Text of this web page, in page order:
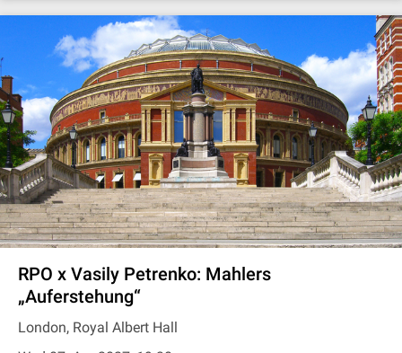
RPO x Vasily Petrenko: Mahlers
„Auferstehung“
London, Royal Albert Hall